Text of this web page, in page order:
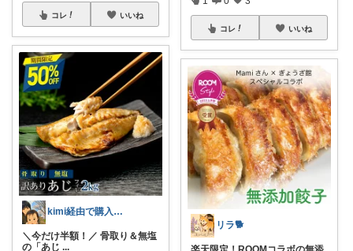
コレ いいね
kimi経由で購入ありがとうです✨
​＼今だけ半額！／ 骨取り＆無塩
の「あじ ...
コレ いいね
リラ🐕